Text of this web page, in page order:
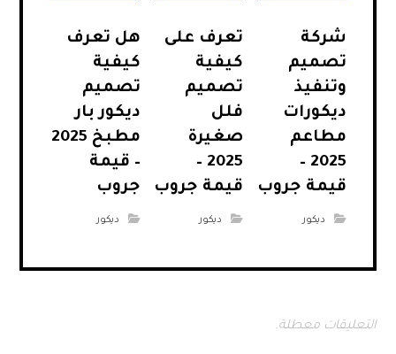
شركة
تصميم
وتنفيذ
ديكورات
مطاعم
2025 –
قيمة جروب
ديكور
تعرف على
كيفية
تصميم
فلل
صغيرة
2025 –
قيمة جروب
ديكور
هل تعرف
كيفية
تصميم
ديكور بار
مطبخ 2025
– قيمة
جروب
ديكور
التعليقات معطلة.